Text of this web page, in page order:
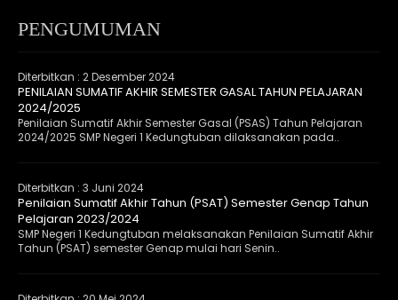
PENGUMUMAN
Diterbitkan : 2 Desember 2024
PENILAIAN SUMATIF AKHIR SEMESTER GASAL TAHUN PELAJARAN
2024/2025
Penilaian Sumatif Akhir Semester Gasal (PSAS) Tahun Pelajaran
2024/2025 SMP Negeri 1 Kedungtuban dilaksanakan pada..
Diterbitkan : 3 Juni 2024
Penilaian Sumatif Akhir Tahun (PSAT) Semester Genap Tahun
Pelajaran 2023/2024
SMP Negeri 1 Kedungtuban melaksanakan Penilaian Sumatif Akhir
Tahun (PSAT) semester Genap mulai hari Senin..